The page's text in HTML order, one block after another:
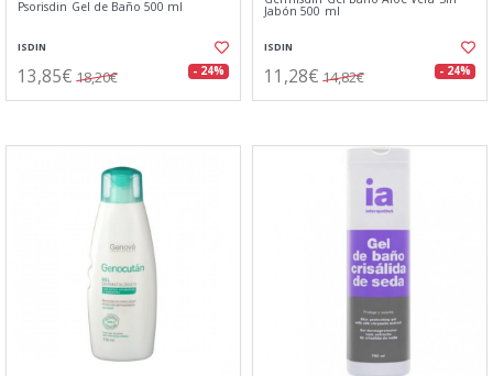
Psorisdin Gel de Baño 500 ml
ISDIN
13,85€ 18,20€ - 24%
Jabón 500 ml
ISDIN
11,28€ 14,82€ - 24%